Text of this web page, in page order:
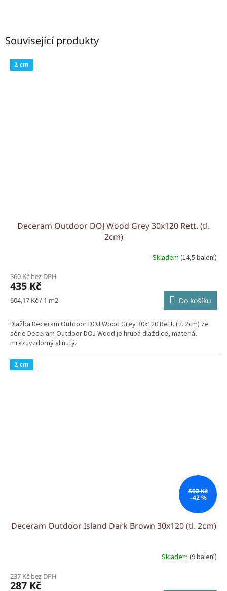
Související produkty
2 cm
Deceram Outdoor DOJ Wood Grey 30x120 Rett. (tl.
2cm)
Skladem (14,5 balení)
360 Kč bez DPH
435 Kč
Měrná
604,17 Kč / 1 m2 Do košíku
Dlažba Deceram Outdoor DOJ Wood Grey 30x120 Rett. (tl. 2cm) ze
série Deceram Outdoor DOJ Wood je hrubá dlaždice, materiál
mrazuvzdorný slinutý.
2 cm
502 Kč
–42 %
Deceram Outdoor Island Dark Brown 30x120 (tl. 2cm)
Skladem (9 balení)
237 Kč bez DPH
287 Kč